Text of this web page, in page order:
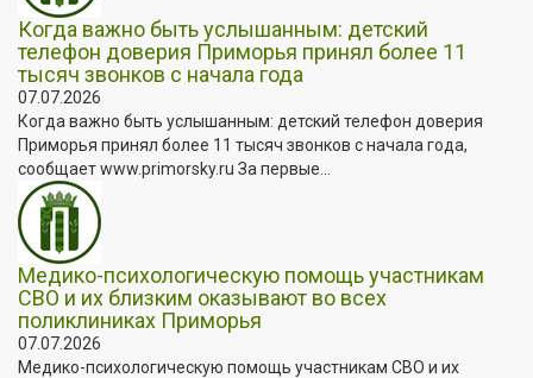
Когда важно быть услышанным: детский
телефон доверия Приморья принял более 11
тысяч звонков с начала года
07.07.2026
Когда важно быть услышанным: детский телефон доверия
Приморья принял более 11 тысяч звонков с начала года,
сообщает www.primorsky.ru За первые...
Медико-психологическую помощь участникам
СВО и их близким оказывают во всех
поликлиниках Приморья
07.07.2026
Медико-психологическую помощь участникам СВО и их